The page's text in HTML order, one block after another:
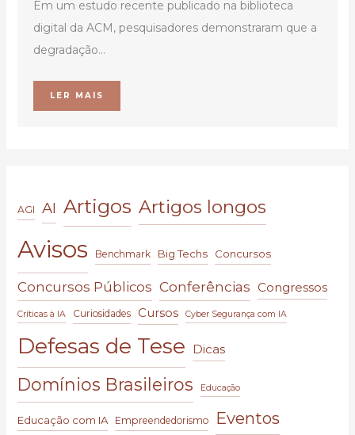
Em um estudo recente publicado na biblioteca
digital da ACM, pesquisadores demonstraram que a
degradação...
LER MAIS
AGI AI Artigos Artigos longos
Avisos Benchmark Big Techs Concursos
Concursos Públicos Conferências Congressos
Críticas à IA Curiosidades Cursos Cyber Segurança com IA
Defesas de Tese Dicas
Domínios Brasileiros Educação
Educação com IA Empreendedorismo Eventos